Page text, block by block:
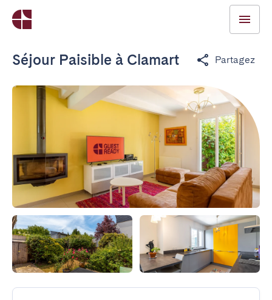
Séjour Paisible à Clamart Partagez